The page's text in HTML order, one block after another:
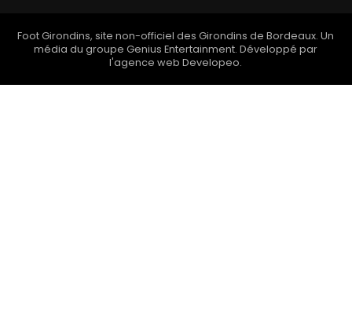
Foot Girondins, site non-officiel des Girondins de Bordeaux. Un
média du groupeGenius Entertainment. Développé par
l'agence web Developeo.